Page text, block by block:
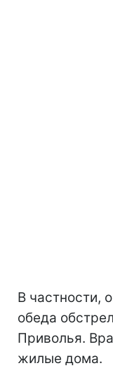
В частности,
обеда
Приволья.
жилые дома.